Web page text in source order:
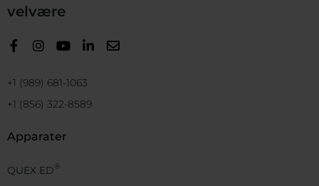
velvære
+1 (989) 681-1063
+1 (856) 322-8589
Apparater
QUEX ED®